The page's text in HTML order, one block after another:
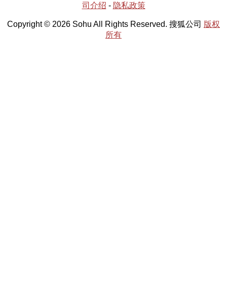
司介绍 - 隐私政策
Copyright © 2026 Sohu All Rights Reserved. 搜狐公司 版权
所有